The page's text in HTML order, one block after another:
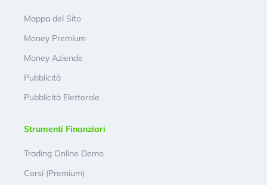
Mappa del Sito
Money Premium
Money Aziende
Pubblicità
Pubblicità Elettorale
Strumenti Finanziari
Trading Online Demo
Corsi (Premium)